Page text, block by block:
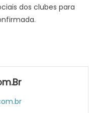
dos clubes para